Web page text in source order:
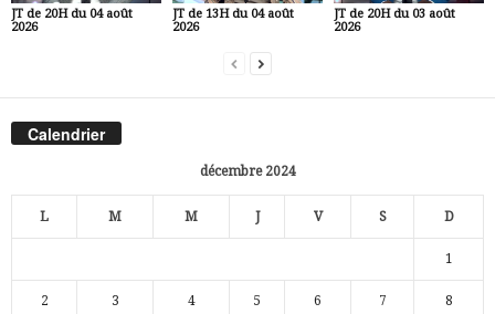
JT de 20H du 04 août
2026
JT de 13H du 04 août
2026
JT de 20H du 03 août
2026
Calendrier
décembre 2024
L M M J V S D
1
2 3 4 5 6 7 8